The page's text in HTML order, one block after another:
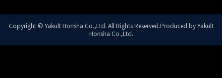
Copyright © Yakult Honsha Co.,Ltd. All Rights Reserved.Produced by Yakult
Honsha Co.,Ltd.